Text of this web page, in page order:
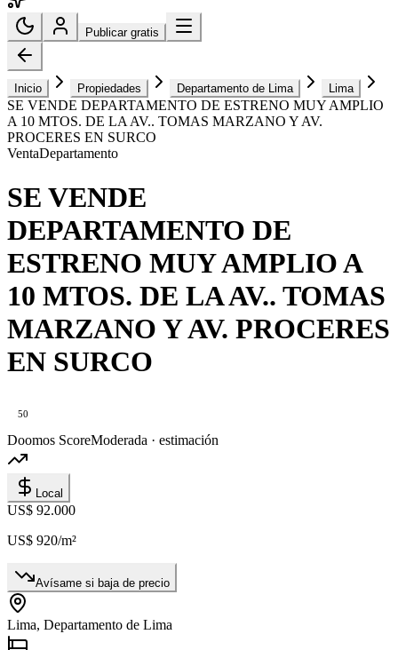
Publicar gratis
Inicio Propiedades Departamento de Lima Lima
SE VENDE DEPARTAMENTO DE ESTRENO MUY AMPLIO
A 10 MTOS. DE LA AV.. TOMAS MARZANO Y AV.
PROCERES EN SURCO
VentaDepartamento
SE VENDE
DEPARTAMENTO DE
ESTRENO MUY AMPLIO A
10 MTOS. DE LA AV.. TOMAS
MARZANO Y AV. PROCERES
EN SURCO
50
Doomos ScoreModerada · estimación
Local
US$ 92.000
US$ 920/m²
Avísame si baja de precio
Lima, Departamento de Lima